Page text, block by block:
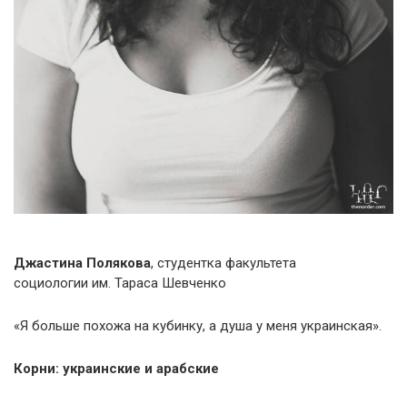
Джастина Полякова, студентка факультета
социологии им. Тараса Шевченко
«Я больше похожа на кубинку, а душа у меня украинская».
Корни: украинские и арабские